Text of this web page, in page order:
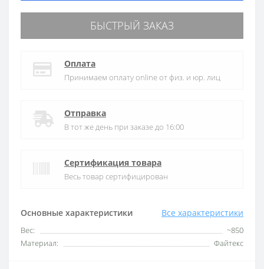
Основные характеристики Все характеристики
Вес:
~850
Материал:
Файтекс
БЫСТРЫЙ ЗАКАЗ
Оплата
Принимаем оплату online от физ. и юр. лиц
Отправка
В тот же день при заказе до 16:00
Сертификация товара
Весь товар сертифицирован